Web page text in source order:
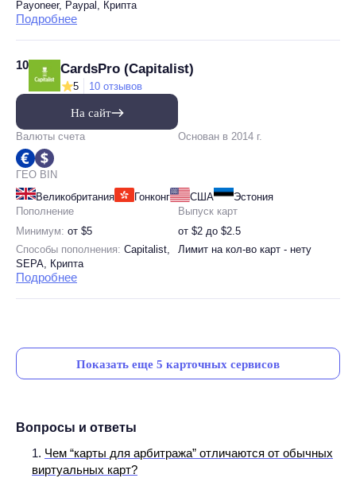
Payoneer, Paypal, Крипта
Подробнее
10 CardsPro (Capitalist)
5 10 отзывов
На сайт
Валюты счета Основан в 2014 г.
ГЕО BIN
Великобритания
Гонконг США
Эстония
Пополнение
Минимум: от $5
Способы пополнения: Capitalist,
SEPA, Крипта
Выпуск карт
от $2 до $2.5
Лимит на кол-во карт - нету
Подробнее
Показать еще 5 карточных сервисов
Вопросы и ответы
Чем “карты для арбитража” отличаются от обычных
виртуальных карт?